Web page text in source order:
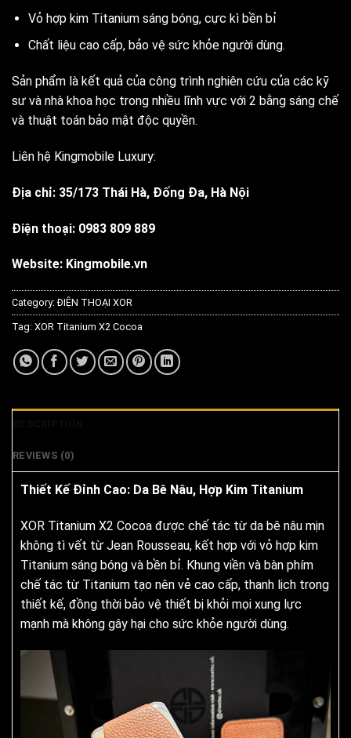
Vỏ hợp kim Titanium sáng bóng, cực kì bền bỉ
Chất liệu cao cấp, bảo vệ sức khỏe người dùng.
Sản phẩm là kết quả của công trình nghiên cứu của các kỹ
sư và nhà khoa học trong nhiều lĩnh vực với 2 bằng sáng chế
và thuật toán bảo mật độc quyền.
Liên hệ Kingmobile Luxury:
Địa chỉ: 35/173 Thái Hà, Đống Đa, Hà Nội
Điện thoại: 0983 809 889
Website: Kingmobile.vn
Category:ĐIỆN THOẠI XOR
Tag: XOR Titanium X2 Cocoa
REVIEWS (0)
Thiết Kế Đỉnh Cao: Da Bê Nâu, Hợp Kim Titanium
XOR Titanium X2 Cocoa được chế tác từ da bê nâu mịn
không tì vết từ Jean Rousseau, kết hợp với vỏ hợp kim
Titanium sáng bóng và bền bỉ. Khung viền và bàn phím
chế tác từ Titanium tạo nên vẻ cao cấp, thanh lịch trong
thiết kế, đồng thời bảo vệ thiết bị khỏi mọi xung lực
mạnh mà không gây hại cho sức khỏe người dùng.